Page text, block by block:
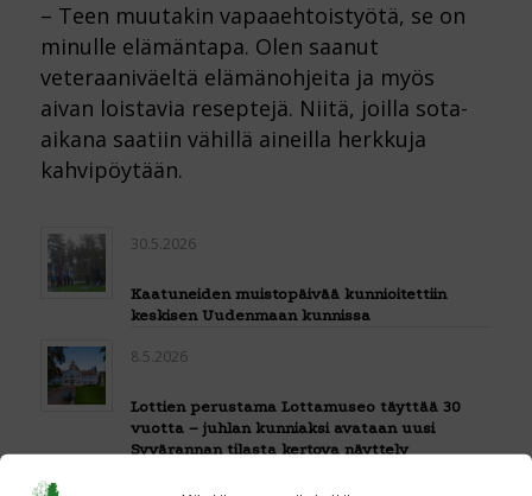
– Teen muutakin vapaaehtoistyötä, se on
minulle elämäntapa. Olen saanut
veteraaniväeltä elämänohjeita ja myös
aivan loistavia reseptejä. Niitä, joilla sota-
aikana saatiin vähillä aineilla herkkuja
kahvipöytään.
30.5.2026
Kaatuneiden muistopäivää kunnioitettiin
keskisen Uudenmaan kunnissa
8.5.2026
Lottien perustama Lottamuseo täyttää 30
vuotta – juhlan kunniaksi avataan uusi
Syvärannan tilasta kertova näyttely
8.5.2026